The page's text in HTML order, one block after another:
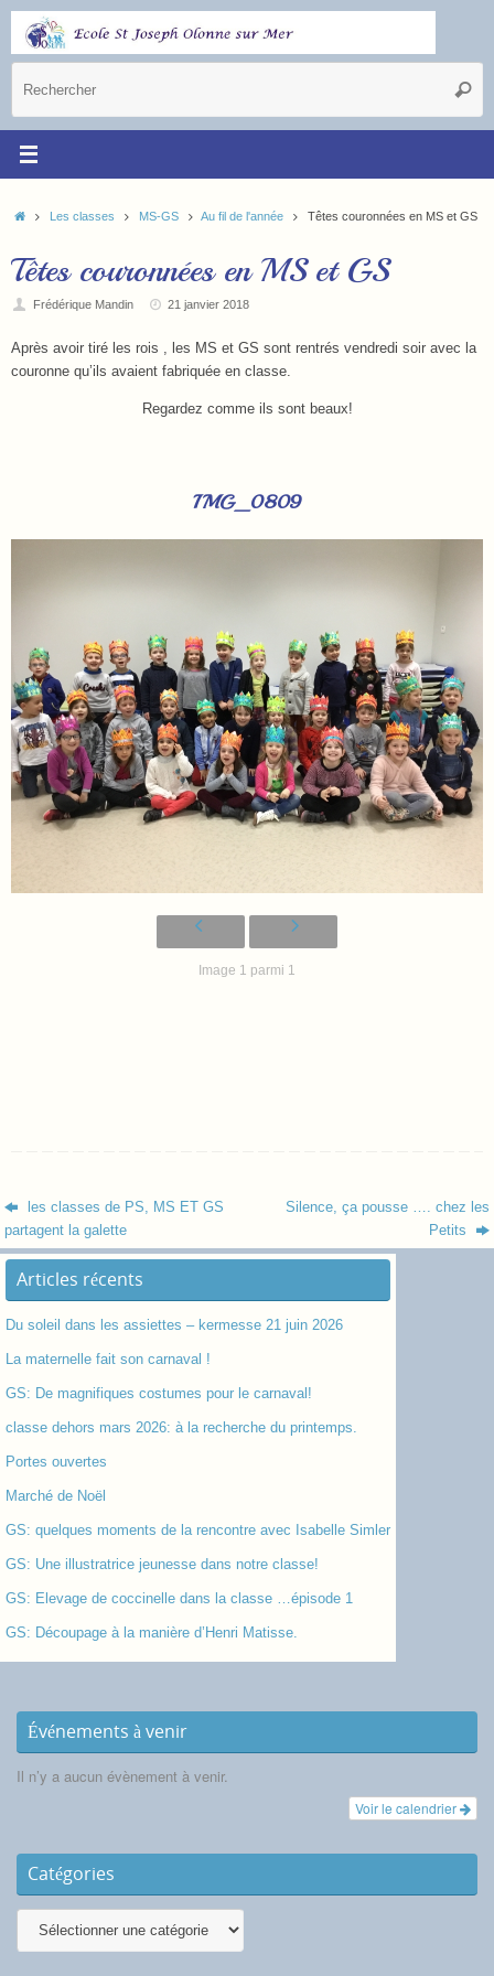
Les classes MS-GS Au fil de l'année Têtes couronnées en MS et GS
Têtes couronnées en MS et GS
Frédérique Mandin 21 janvier 2018
Après avoir tiré les rois , les MS et GS sont rentrés vendredi soir avec la
couronne qu’ils avaient fabriquée en classe.
Regardez comme ils sont beaux!
IMG_0809
Image 1 parmi 1
les classes de PS, MS ET GS
partagent la galette
Silence, ça pousse …. chez les
Petits
Articles récents
Du soleil dans les assiettes – kermesse 21 juin 2026
La maternelle fait son carnaval !
GS: De magnifiques costumes pour le carnaval!
classe dehors mars 2026: à la recherche du printemps.
Portes ouvertes
Marché de Noël
GS: quelques moments de la rencontre avec Isabelle Simler
GS: Une illustratrice jeunesse dans notre classe!
GS: Elevage de coccinelle dans la classe …épisode 1
GS: Découpage à la manière d’Henri Matisse.
Événements à venir
Il n’y a aucun évènement à venir.
Voir le calendrier
Catégories